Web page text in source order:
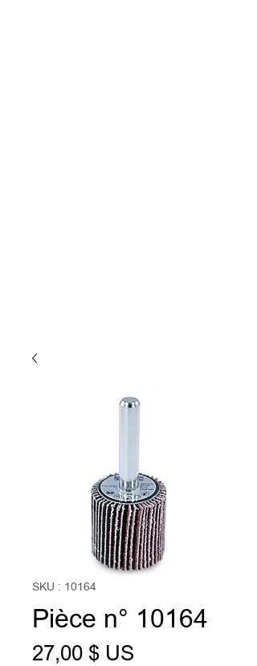
SKU : 10164
Pièce n° 10164
27,00 $ US